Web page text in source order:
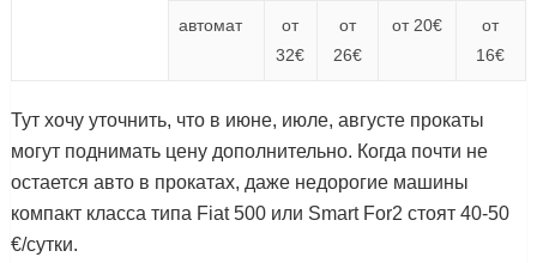
автомат
от
32€
от
26€
от 20€
от
16€
Тут хочу уточнить, что в июне, июле, августе прокаты
могут поднимать цену дополнительно. Когда почти не
остается авто в прокатах, даже недорогие машины
компакт класса типа Fiat 500 или Smart For2 стоят 40-50
€/сутки.